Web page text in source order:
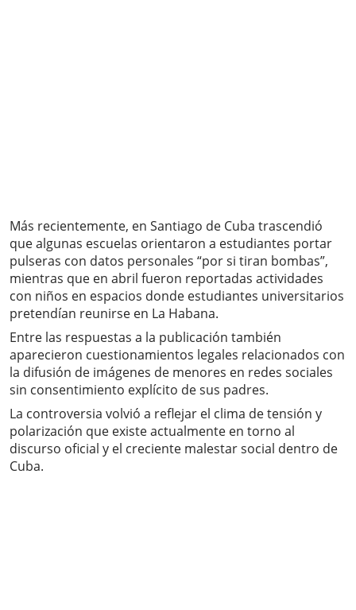
Más recientemente, en Santiago de Cuba trascendió
que algunas escuelas orientaron a estudiantes portar
pulseras con datos personales “por si tiran bombas”,
mientras que en abril fueron reportadas actividades
con niños en espacios donde estudiantes universitarios
pretendían reunirse en La Habana.
Entre las respuestas a la publicación también
aparecieron cuestionamientos legales relacionados con
la difusión de imágenes de menores en redes sociales
sin consentimiento explícito de sus padres.
La controversia volvió a reflejar el clima de tensión y
polarización que existe actualmente en torno al
discurso oficial y el creciente malestar social dentro de
Cuba.